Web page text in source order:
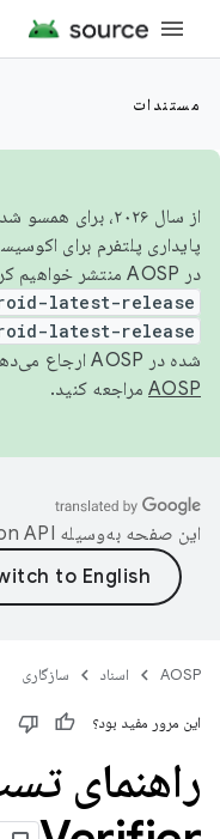
مستندات
از سال ۲۰۲۶،
پایداری پلتفرم برای
در AOSP منتشر خواهیم کرد. برای ساخت و مشارکت در AOSP،
latest-release
latest-release
شده در AOSP ارجاع می‌دهد. برای اطلاعات بیشتر، به
AOSP مراجعه کنید.
این صفحه به‌وسیله
AOSP اسناد سازگاری
این مرور مفید بود؟